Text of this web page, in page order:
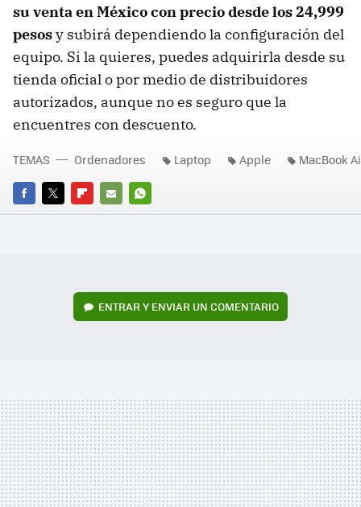
su venta en México con precio desde los 24,999
pesosy subirá dependiendo la configuración del
equipo. Si la quieres, puedes adquirirla desde su
tienda oficial o por medio de distribuidores
autorizados, aunque no es seguro que la
encuentres con descuento.
FACEBOOK
TWITTERFLIPBOARD
E-
WHATSAPP
TEMAS Ordenadores Laptop Apple MacBook
ENTRAR Y ENVIAR UN COMENTARIO